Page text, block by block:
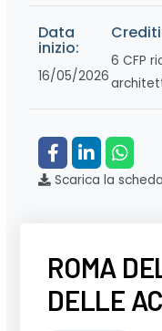
Data
inizio:
16/05/2026
6 CFP
Scarica la
ROMA
DELLE